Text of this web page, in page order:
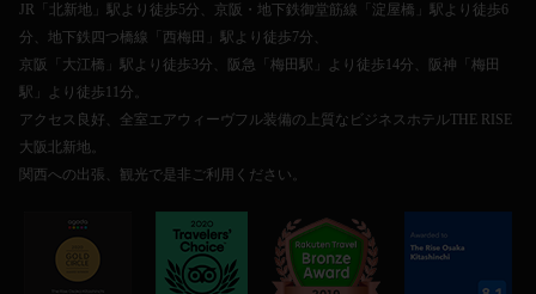
JR「北新地」駅より徒歩5分、京阪・地下鉄御堂筋線「淀屋橋」駅より徒歩6
分、地下鉄四つ橋線「西梅田」駅より徒歩7分、
京阪「大江橋」駅より徒歩3分、阪急「梅田駅」より徒歩14分、阪神「梅田
駅」より徒歩11分。
アクセス良好、全室エアウィーヴフル装備の上質なビジネスホテルTHE RISE
大阪北新地。
関西への出張、観光で是非ご利用ください。